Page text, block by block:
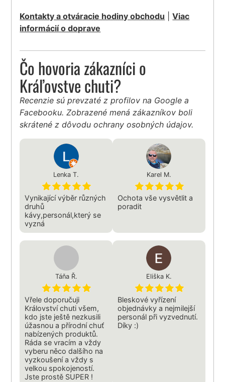
Kontakty a otváracie hodiny obchodu |Viac
informácií o doprave
Čo hovoria zákazníci o
Kráľovstve chuti?
Recenzie sú prevzaté z profilov na Google a
Facebooku. Zobrazené mená zákazníkov boli
skrátené z dôvodu ochrany osobných údajov.
Lenka T.
Vynikající výběr různých
druhů
kávy,personál,který se
vyzná
Karel M.
Ochota vše vysvětlit a
poradit
Táňa Ř.
Vřele doporučuji
Království chuti všem,
kdo jste ještě nezkusili
úžasnou a přírodní chuť
nabízených produktů.
Ráda se vracím a vždy
vyberu něco dalšího na
vyzkoušení a vždy s
velkou spokojeností.
Jste prostě SUPER !
Eliška K.
Bleskové vyřízení
objednávky a nejmilejší
personál při vyzvednutí.
Díky :)